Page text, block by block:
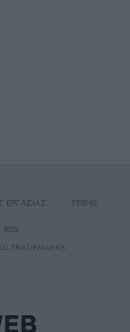
ΕΡΓΑΣΙΑΣ TERMS
RSS
TRADEMARKS